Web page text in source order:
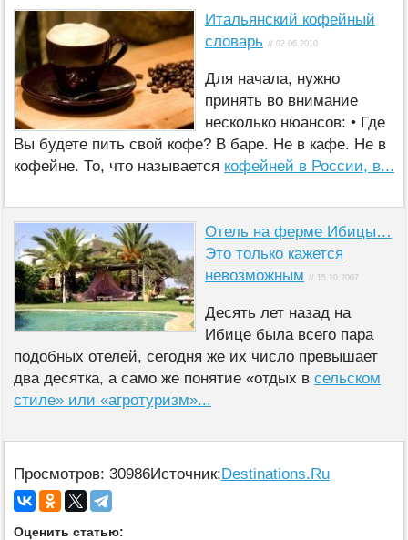
Итальянский кофейный
словарь // 02.06.2010
Для начала, нужно
принять во внимание
несколько нюансов: • Где
Вы будете пить свой кофе? В баре. Не в кафе. Не в
кофейне. То, что называется кофейней в России, в...
Отель на ферме Ибицы…
Это только кажется
невозможным // 15.10.2007
Десять лет назад на
Ибице была всего пара
подобных отелей, сегодня же их число превышает
два десятка, а само же понятие «отдых в сельском
стиле» или «агротуризм»...
Просмотров: 30986Источник:Destinations.Ru
Оценить статью: